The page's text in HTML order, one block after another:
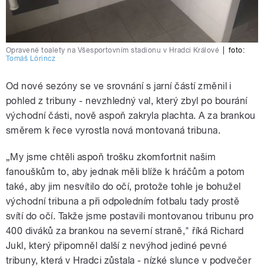
Opravené toalety na Všesportovním stadionu v Hradci Králové
foto:
Tomáš Lörincz
Od nové sezóny se ve srovnání s jarní částí změnil i
pohled z tribuny - nevzhledný val, který zbyl po bourání
východní části, nově aspoň zakryla plachta. A za brankou
směrem k řece vyrostla nová montovaná tribuna.
„My jsme chtěli aspoň trošku zkomfortnit našim
fanouškům to, aby jednak měli blíže k hráčům a potom
také, aby jim nesvítilo do očí, protože tohle je bohužel
východní tribuna a při odpoledním fotbalu tady prostě
svítí do očí. Takže jsme postavili montovanou tribunu pro
400 diváků za brankou na severní straně," říká Richard
Jukl, který připomněl další z nevýhod jediné pevné
tribuny, která v Hradci zůstala - nízké slunce v podvečer